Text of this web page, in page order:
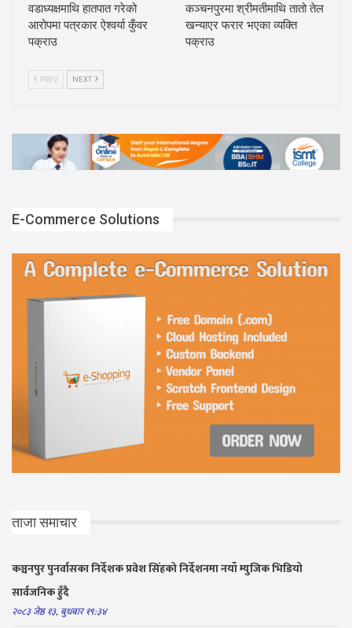
वडाध्यक्षमाथि हातपात गरेको
आरोपमा पत्रकार ऐश्वर्या कुँवर
पक्राउ
कञ्चनपुरमा श्रीमतीमाथि तातो तेल
खन्याएर फरार भएका व्यक्ति
पक्राउ
PREV NEXT
E-Commerce Solutions
ताजा समाचार
कञ्चनपुर पुनर्वासका निर्देशक प्रवेश सिंहको निर्देशनमा नयाँ म्युजिक भिडियो
सार्वजनिक हुँदै
२०८३ जेष्ठ १३, बुधबार १९:३४